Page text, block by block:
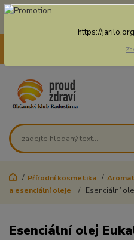
Doprava zdarma na
Přírodní kosmetika
a esenciální oleje
Esenciální
Esenciální olej
https://